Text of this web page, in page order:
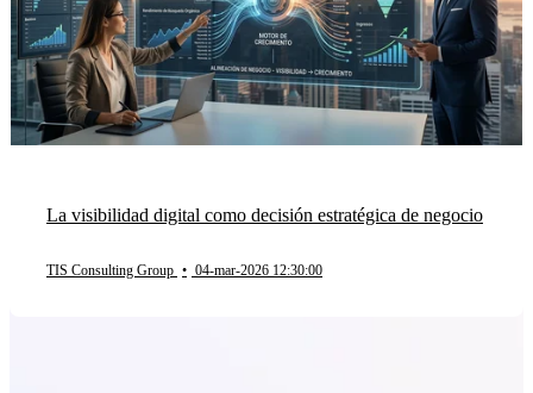
La visibilidad digital como decisión estratégica de negocio
TIS Consulting Group • 04-mar-2026 12:30:00